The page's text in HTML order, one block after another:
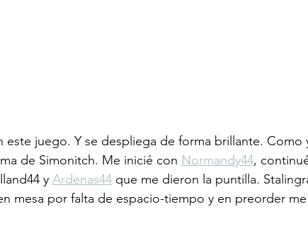
juego. Y se despliega de forma brillante. Como
de Simonitch. Me inicié con Normandy44,
y Ardenas44 que me dieron la puntilla.
mesa por falta de espacio-tiempo y en preorder me